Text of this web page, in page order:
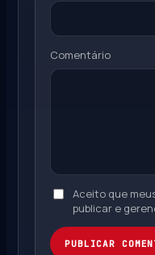
Comentário
Aceito que
publicar e
PUBLICAR